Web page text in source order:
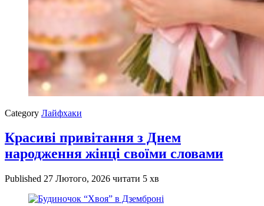
Category Лайфхаки
Красиві привітання з Днем
народження жінці своїми словами
Published 27 Лютого, 2026 читати 5 хв